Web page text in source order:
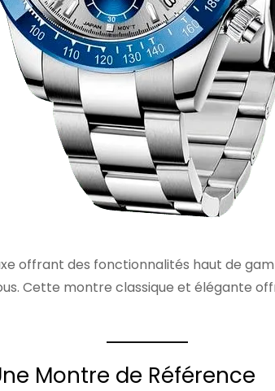
offrant des fonctionnalités haut de
Cette montre classique et élégante
Montre de Référence